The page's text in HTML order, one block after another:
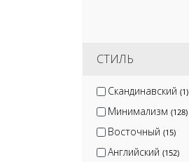
СТИЛЬ
Скандинавский (1)
Минимализм (128)
Восточный (15)
Английский (152)